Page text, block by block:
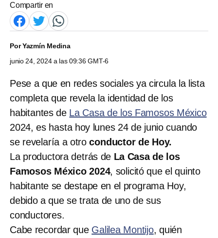
Compartir en
PorYazmín Medina
junio 24, 2024 a las 09:36 GMT-6
Pese a que en redes sociales ya circula la lista
completa que revela la identidad de los
habitantes de La Casa de los Famosos México
2024, es hasta hoy lunes 24 de junio cuando
se revelaría a otroconductor de Hoy.
La productora detrás de La Casa de los
Famosos México 2024, solicitó que el quinto
habitante se destape en el programa Hoy,
debido a que se trata de uno de sus
conductores.
Cabe recordar que Galilea Montijo, quién